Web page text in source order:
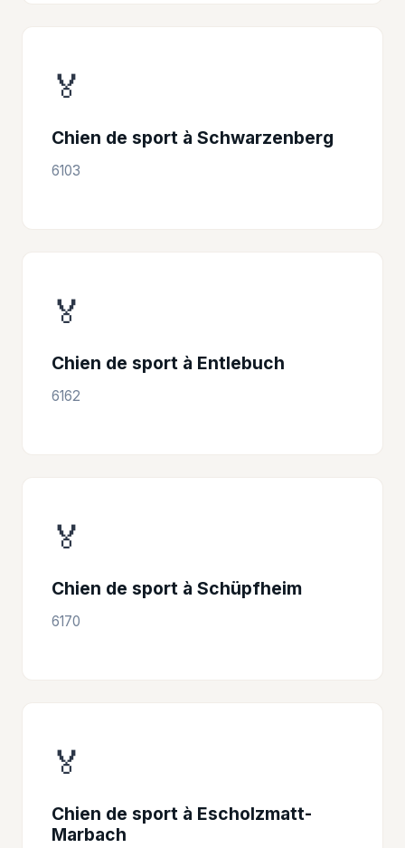
🏅
Chien de sport à Schwarzenberg
6103
🏅
Chien de sport à Entlebuch
6162
🏅
Chien de sport à Schüpfheim
6170
🏅
Chien de sport à Escholzmatt-
Marbach